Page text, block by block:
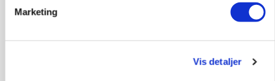
Marketing
Vis detaljer